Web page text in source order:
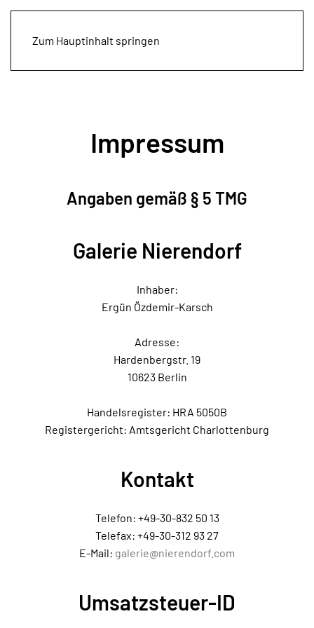
Zum Hauptinhalt springen
Impressum
Angaben gemäß § 5 TMG
Galerie Nierendorf
Inhaber:
Ergün Özdemir-Karsch
Adresse:
Hardenbergstr. 19
10623 Berlin
Handelsregister: HRA 5050B
Registergericht: Amtsgericht Charlottenburg
Kontakt
Telefon: +49-30-832 50 13
Telefax: +49-30-312 93 27
E-Mail: galerie@nierendorf.com
Umsatzsteuer-ID